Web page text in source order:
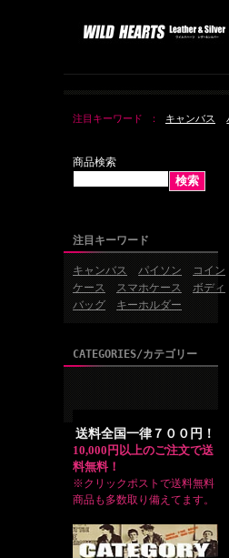
注目キーワード キャンバス
商品検索
注目キーワード
キャンバス パイソン
コイン
ケース
スマホケース
ボディ
バッグ
キーホルダー
CATEGORIES/カテゴリー
送料全国一律７００円！
10,000円以上のご注文で送
料無料！
※クリックポストで送料無料
商品も多数取り備えてます。